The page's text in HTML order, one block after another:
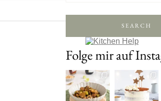
SEARCH
Folge mir auf